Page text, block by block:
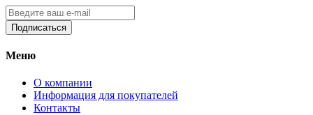
Подписаться
Меню
О компании
Информация для покупателей
Контакты